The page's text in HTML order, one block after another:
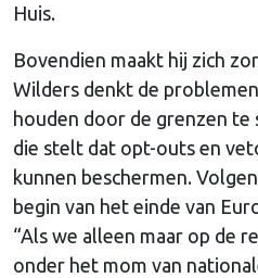
Huis.
Bovendien maakt hij zich
Wilders denkt de
houden door de grenzen
die stelt dat opt-outs en
kunnen beschermen.
begin van het einde van
“Als we alleen maar op de
onder het mom van